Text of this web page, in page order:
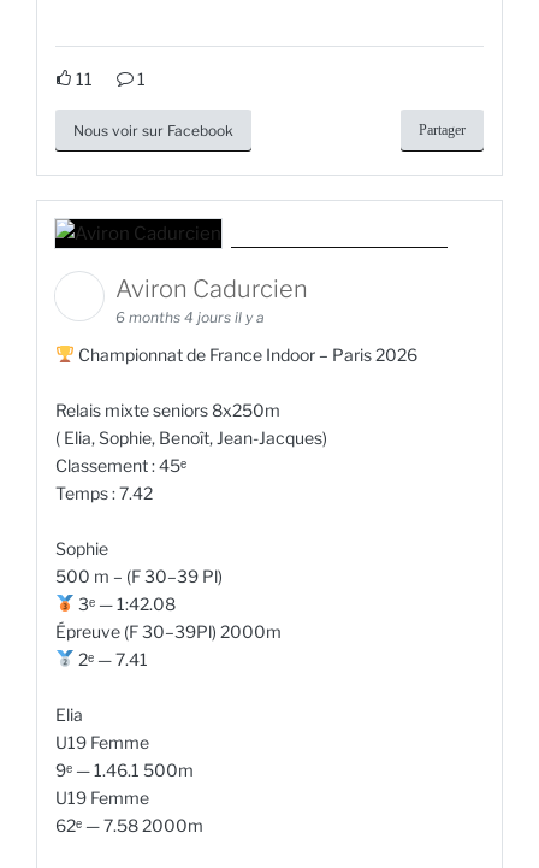
11 1
Nous voir sur Facebook Partager
Aviron Cadurcien
6 months 4 jours il y a
Championnat de France Indoor – Paris 2026
Relais mixte seniors 8x250m
( Elia, Sophie, Benoît, Jean-Jacques)
Classement : 45ᵉ
Temps : 7.42
Sophie
500 m – (F 30–39 Pl)
3ᵉ — 1:42.08
Épreuve (F 30–39Pl) 2000m
2ᵉ — 7.41
Elia
U19 Femme
9ᵉ — 1.46.1 500m
U19 Femme
62ᵉ — 7.58 2000m